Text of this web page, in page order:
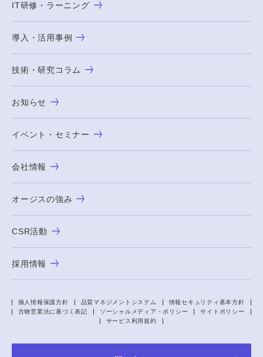
IT研修・ラーニング
導入・活用事例
技術・研究コラム
お知らせ
イベント・セミナー
会社情報
オージスの強み
CSR活動
採用情報
個人情報保護方針 品質マネジメントシステム
情報セキュリティ基本方針
古物営業法に基づく表記
ソーシャルメディア・ポリシー
サイトポリシー
サービス利用規約